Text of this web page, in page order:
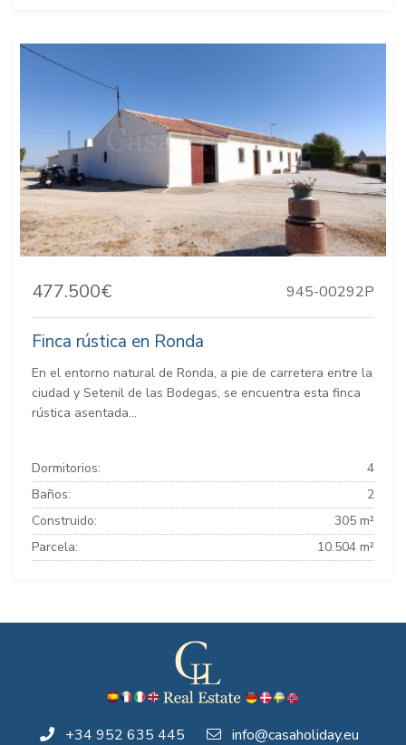
477.500€ 945-00292P
Finca rústica en Ronda
En el entorno natural de Ronda, a pie de carretera entre la
ciudad y Setenil de las Bodegas, se encuentra esta finca
rústica asentada...
Dormitorios:
4
Baños:
2
Construido:
305 m²
Parcela:
10.504 m²
+34 952 635 445 info@casaholiday.eu